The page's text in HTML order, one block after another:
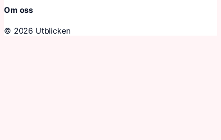
Om oss
© 2026 Utblicken